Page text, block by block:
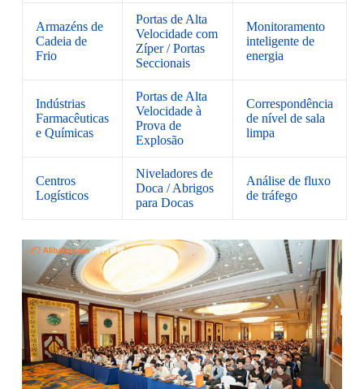
Armazéns de
Cadeia de
Frio
Portas de Alta
Velocidade com
Zíper / Portas
Seccionais
Monitoramento
inteligente de
energia
Indústrias
Farmacêuticas
e Químicas
Portas de Alta
Velocidade à
Prova de
Explosão
Correspondência
de nível de sala
limpa
Centros
Logísticos
Niveladores de
Doca / Abrigos
para Docas
Análise de fluxo
de tráfego